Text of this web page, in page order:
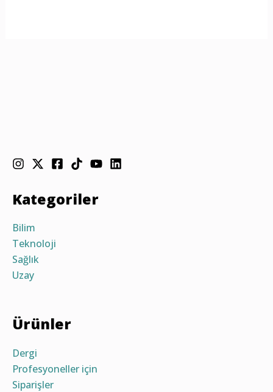
Kategoriler
Bilim
Teknoloji
Sağlık
Uzay
Ürünler
Dergi
Profesyoneller için
Siparişler